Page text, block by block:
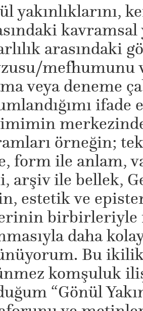
yakınlıklarını,
arasındaki
mefhumunu
veya deneme
örneğin;
form ile anlam,
arşiv ile bellek,
estetik ve
birbirleriyle
daha
Bu
komşuluk
“Gönül